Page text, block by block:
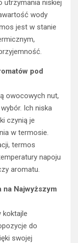
utrzymania niskiej
wody
jest w stanie
pod
owocowych nut,
Ich niska
czynią je
w termosie.
termos
napoju
aromatu.
na Najwyższym
koktajle
do
swojej